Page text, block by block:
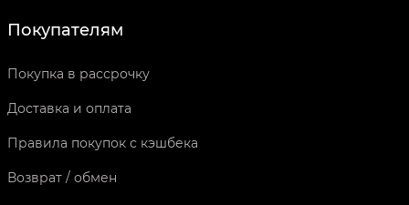
Покупателям
Покупка в рассрочку
Доставка и оплата
Правила покупок с кэшбека
Возврат / обмен